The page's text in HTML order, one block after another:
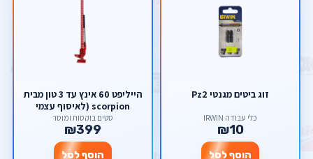
זוג ביטים מגנטי Pz2
כלי עבודה IRWIN
₪10
הוסף לסל
הייליפט 60 אינץ עד 3 טון מבית
scorpion (לאיסוף עצמי
בלבד!)
סטים בוקסות ומוסך
₪399
הוסף לסל